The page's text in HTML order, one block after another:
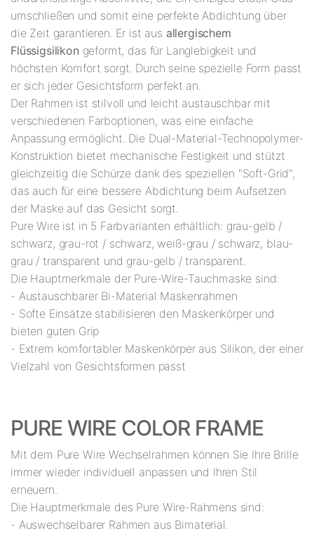
umschließen und somit eine perfekte Abdichtung über
die Zeit garantieren. Er ist aus allergischem
Flüssigsilikon geformt, das für Langlebigkeit und
höchsten Komfort sorgt. Durch seine spezielle Form passt
er sich jeder Gesichtsform perfekt an.
Der Rahmen ist stilvoll und leicht austauschbar mit
verschiedenen Farboptionen, was eine einfache
Anpassung ermöglicht. Die Dual-Material-Technopolymer-
Konstruktion bietet mechanische Festigkeit und stützt
gleichzeitig die Schürze dank des speziellen "Soft-Grid",
das auch für eine bessere Abdichtung beim Aufsetzen
der Maske auf das Gesicht sorgt.
Pure Wire ist in 5 Farbvarianten erhältlich: grau-gelb /
schwarz, grau-rot / schwarz, weiß-grau / schwarz, blau-
grau / transparent und grau-gelb / transparent.
Die Hauptmerkmale der Pure-Wire-Tauchmaske sind:
- Austauschbarer Bi-Material Maskenrahmen
- Softe Einsätze stabilisieren den Maskenkörper und
bieten guten Grip
- Extrem komfortabler Maskenkörper aus Silikon, der einer
Vielzahl von Gesichtsformen passt
PURE WIRE COLOR FRAME
Mit dem Pure Wire Wechselrahmen können Sie Ihre Brille
immer wieder individuell anpassen und Ihren Stil
erneuern.
Die Hauptmerkmale des Pure Wire-Rahmens sind:
- Auswechselbarer Rahmen aus Bimaterial.